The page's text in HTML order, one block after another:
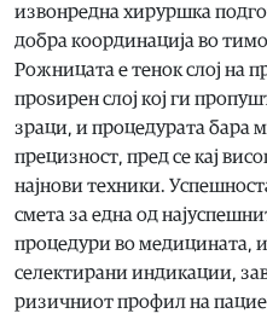
извонредна хируршка
добра координација во
Рожницата е тенок слој на
проѕирен слој кој ги
зраци, и процедурата бара
прецизност, пред се кај
најнови техники.
смета за една од
процедури во медицината, и
селектирани индикации,
ризичниот профил на